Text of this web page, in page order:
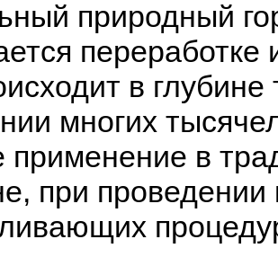
природный
в
многих
применение в
при проведении